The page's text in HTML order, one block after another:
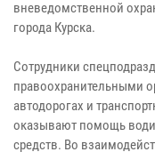
вневедомственной
города Курска.
Сотрудники
правоохранительными
автодорогах и
оказывают помощь
средств. Во